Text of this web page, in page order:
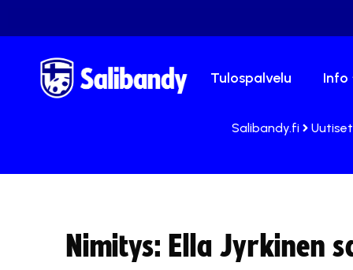
Tulospalvelu Info
Salibandy.fi Uutiset
Nimitys: Ella Jyrkinen